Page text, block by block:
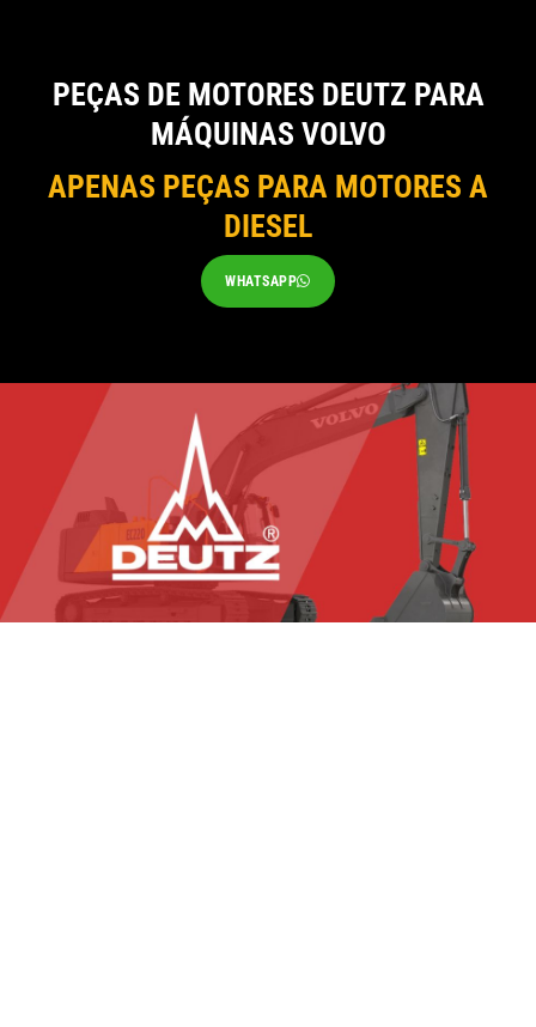
PEÇAS DE MOTORES DEUTZ PARA
MÁQUINAS VOLVO
APENAS PEÇAS PARA MOTORES A
DIESEL
WHATSAPP